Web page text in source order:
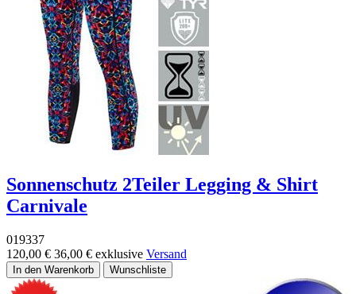
Sonnenschutz 2Teiler Legging & Shirt
Carnivale
019337
120,00 € 36,00 € exklusive Versand